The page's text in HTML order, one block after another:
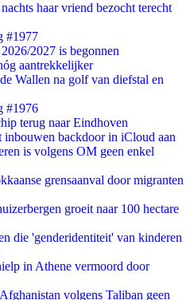
haar vriend bezocht terecht
#1977
2027 is begonnen
aantrekkelijker
Wallen na golf van diefstal en
#1976
terug naar Eindhoven
inbouwen backdoor in iCloud aan
is volgens OM geen enkel
grensaanval door migranten
groeit naar 100 hectare
die 'genderidentiteit' van kinderen
in Athene vermoord door
volgens Taliban geen